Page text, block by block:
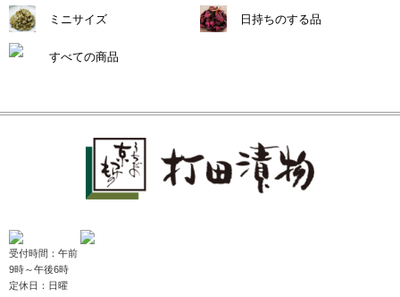
ミニサイズ 日持ちのする品
すべての商品
受付時間：午前
9時～午後6時
定休日：日曜